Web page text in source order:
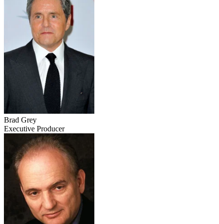
Brad Grey
Executive Producer